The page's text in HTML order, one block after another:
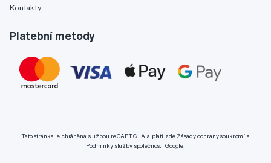
Kontakty
Platební metody
Tato stránka je chráněna službou reCAPTCHA a platí zde Zásady ochrany soukromí a
Podmínky službyspolečnosti Google.